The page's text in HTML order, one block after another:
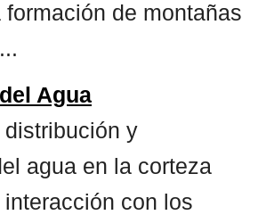
de montañas
Agua
y
agua en la corteza
con los